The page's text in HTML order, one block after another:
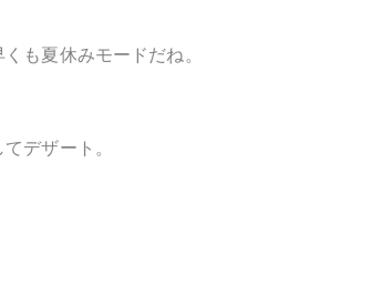
も夏休みモードだね。
デザート。